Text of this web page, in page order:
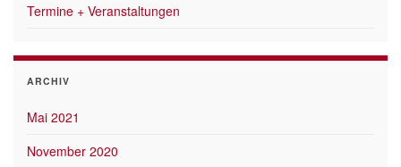
Termine + Veranstaltungen
ARCHIV
Mai 2021
November 2020